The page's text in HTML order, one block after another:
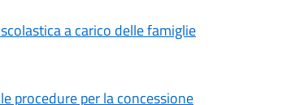
a carico delle famiglie
procedure per la concessione